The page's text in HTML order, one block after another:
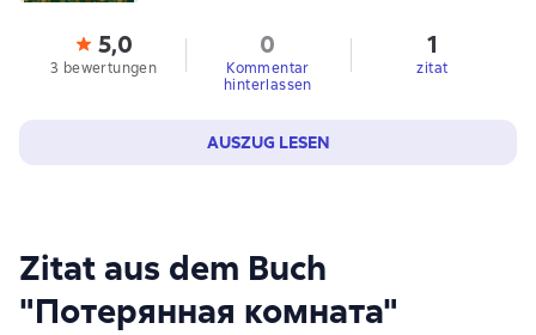
Zitat aus dem Buch
"Потерянная комната"
5,0
3 bewertungen
0
Kommentar
hinterlassen
1
zitat
AUSZUG LESEN